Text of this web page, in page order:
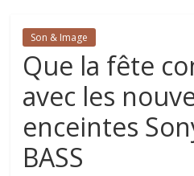
belge
connecté
Son & Image
Que la fête
avec les
enceintes
BASS